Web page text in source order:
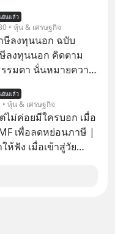
ยันแล้ว
• หุ้น & เศรษฐกิจ
ษีลงทุนนอก ฉบับ
ลงทุนนอก คิดตาม
รมดา นั่นหมายความ
ยันแล้ว
หุ้น & เศรษฐกิจ
ไม่ค่อยมีใครบอก เมื่อ
เพื่อลดหย่อนภาษี |
ห้ฟัง เมื่อเข้าสู่วัย